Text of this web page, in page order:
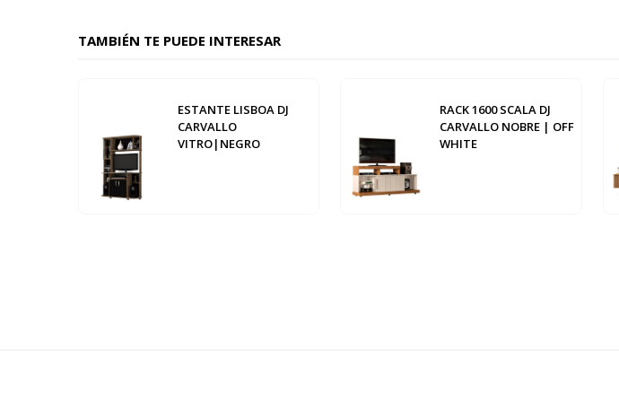
TAMBIÉN TE PUEDE INTERESAR
ESTANTE LISBOA DJ
CARVALLO
VITRO|NEGRO
RACK 1600 SCALA DJ
CARVALLO NOBRE | OFF
WHITE